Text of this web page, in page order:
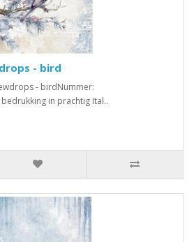
- bird
- birdNummer:
in prachtig Ital..